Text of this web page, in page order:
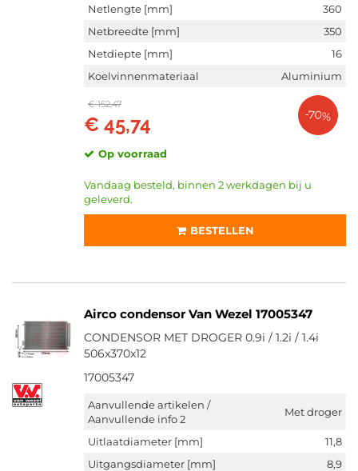
Netlengte [mm]
360
Netbreedte [mm]
350
Netdiepte [mm]
16
Koelvinnenmateriaal
Aluminium
€ 152,47
€ 45,74 -70%
Op voorraad
Vandaag besteld, binnen 2 werkdagen bij u
geleverd.
BESTELLEN
Airco condensor Van Wezel 17005347
CONDENSOR MET DROGER 0.9i / 1.2i / 1.4i
506x370x12
17005347
Aanvullende artikelen /
Aanvullende info 2
Met droger
Uitlaatdiameter [mm]
11,8
Uitgangsdiameter [mm]
8,9